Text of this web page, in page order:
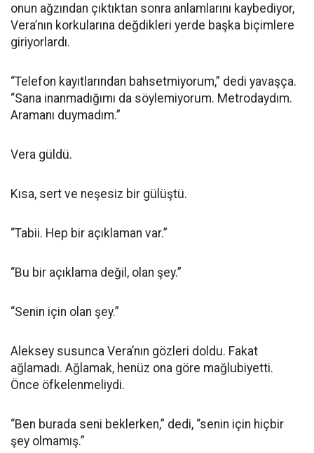
onun ağzından çıktıktan sonra anlamlarını kaybediyor,
Vera’nın korkularına değdikleri yerde başka biçimlere
giriyorlardı.
“Telefon kayıtlarından bahsetmiyorum,” dedi yavaşça.
“Sana inanmadığımı da söylemiyorum. Metrodaydım.
Aramanı duymadım.”
Vera güldü.
Kısa, sert ve neşesiz bir gülüştü.
“Tabii. Hep bir açıklaman var.”
“Bu bir açıklama değil, olan şey.”
“Senin için olan şey.”
Aleksey susunca Vera’nın gözleri doldu. Fakat
ağlamadı. Ağlamak, henüz ona göre mağlubiyetti.
Önce öfkelenmeliydi.
“Ben burada seni beklerken,” dedi, “senin için hiçbir
şey olmamış.”